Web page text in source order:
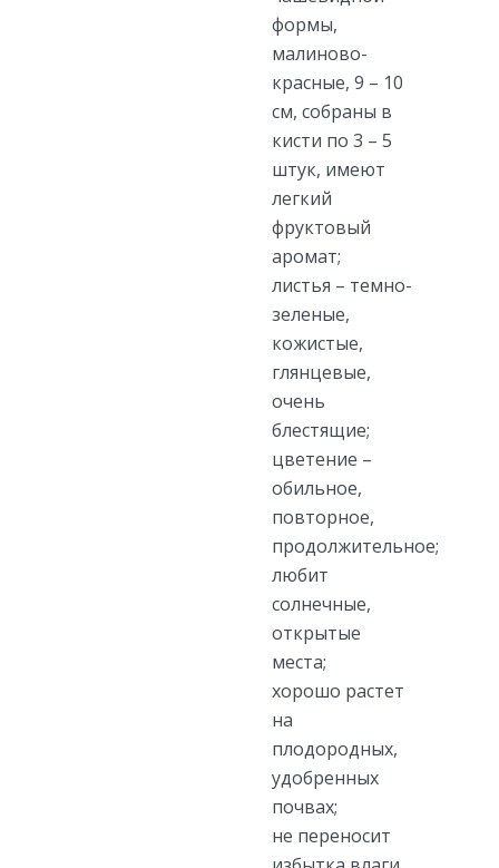
формы,
малиново-
красные, 9 – 10
см, собраны в
кисти по 3 – 5
штук, имеют
легкий
фруктовый
аромат;
листья – темно-
зеленые,
кожистые,
глянцевые,
очень
блестящие;
цветение –
обильное,
повторное,
продолжительное;
любит
солнечные,
открытые
места;
хорошо растет
на
плодородных,
удобренных
почвах;
не переносит